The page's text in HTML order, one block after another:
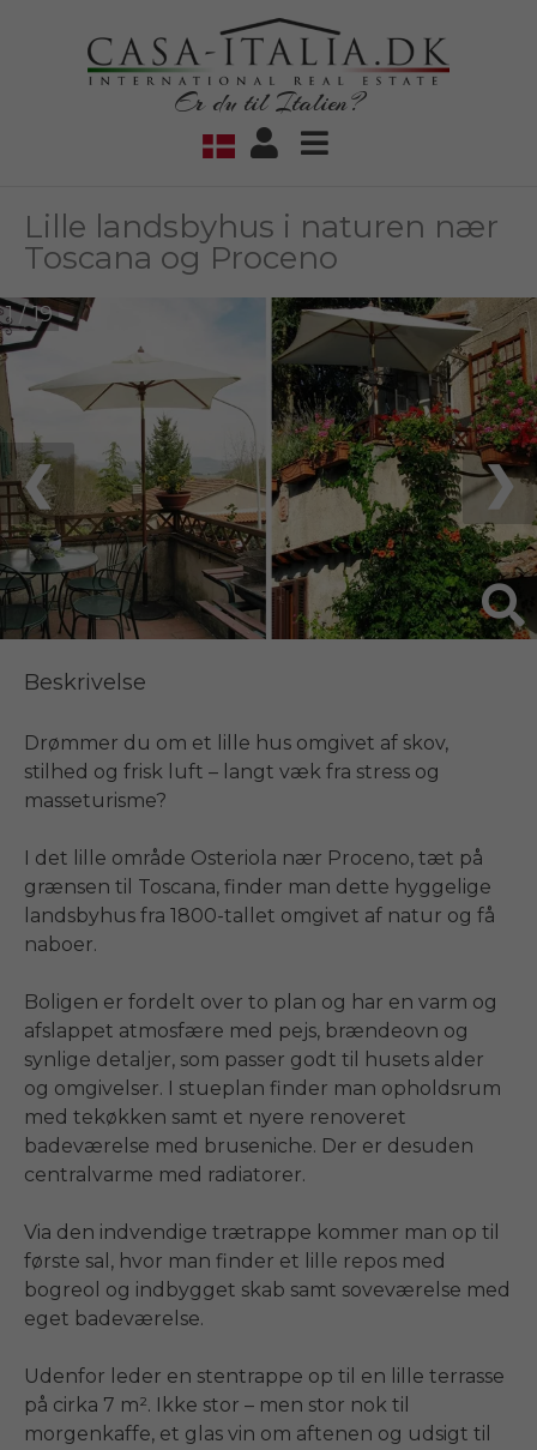
Er du til Italien?
Lille landsbyhus i naturen nær
Toscana og Proceno
1 / 19
❮ ❯
Beskrivelse
Drømmer du om et lille hus omgivet af skov,
stilhed og frisk luft – langt væk fra stress og
masseturisme?
I det lille område Osteriola nær Proceno, tæt på
grænsen til Toscana, finder man dette hyggelige
landsbyhus fra 1800-tallet omgivet af natur og få
naboer.
Boligen er fordelt over to plan og har en varm og
afslappet atmosfære med pejs, brændeovn og
synlige detaljer, som passer godt til husets alder
og omgivelser. I stueplan finder man opholdsrum
med tekøkken samt et nyere renoveret
badeværelse med bruseniche. Der er desuden
centralvarme med radiatorer.
Via den indvendige trætrappe kommer man op til
første sal, hvor man finder et lille repos med
bogreol og indbygget skab samt soveværelse med
eget badeværelse.
Udenfor leder en stentrappe op til en lille terrasse
på cirka 7 m². Ikke stor – men stor nok til
morgenkaffe, et glas vin om aftenen og udsigt til